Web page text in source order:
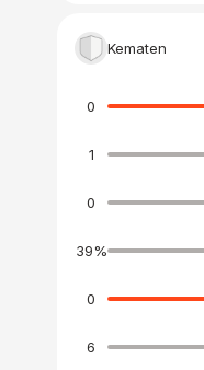
Kematen
0
1
0
39%
0
6